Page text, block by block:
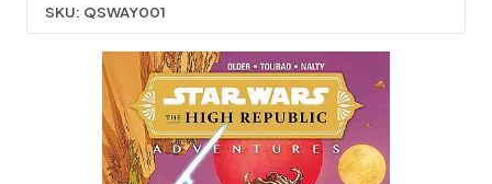
SKU: QSWAY001